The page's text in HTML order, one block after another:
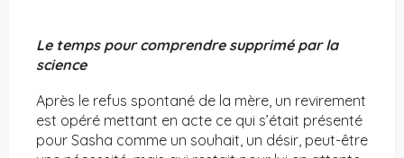
Le temps pour comprendre supprimé par la
science
Après le refus spontané de la mère, un revirement
est opéré mettant en acte ce qui s’était présenté
pour Sasha comme un souhait, un désir, peut-être